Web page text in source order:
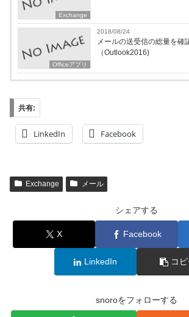
Exchange
Officeアプリ
2018/08/24
メールの送受信の総量を確
（Outlook2016)
共有:
LinkedIn Facebook
Exchange メール
シェアする
X Facebook
LinkedIn コ
snoroをフォローする